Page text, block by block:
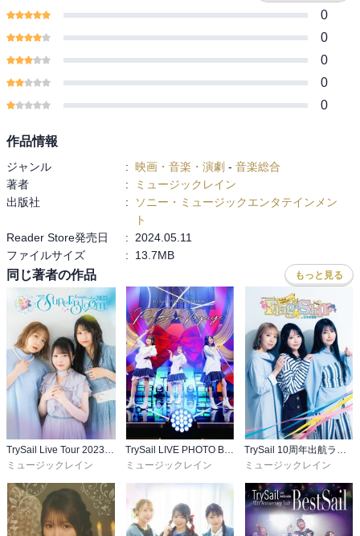
0
0
0
0
0
作品情報
ジャンル : 映画・音楽・演劇 - 音楽総合
著者
:
ミュージックレイン
出版社
:
ソニー・ミュージックエンタテインメン
ト
Reader Store発売日
:
2024.05.11
ファイルサイズ
: 13.7MB
同じ著者の作品 もっと見る
TrySail Live Tour 2023 "SuperBloom" パンフレット
ミュージックレイン
TrySail LIVE PHOTO BOOK "Re Bon Voyage"
ミュージックレイン
TrySail 10周年出航ライブ “FlagShip” in 日本武道館” パンフレット
ミュージックレイン